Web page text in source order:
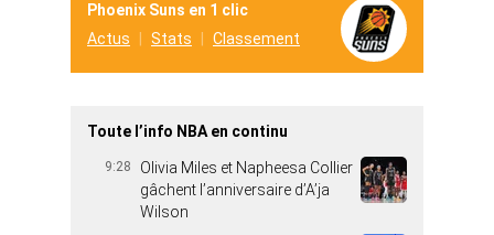
Phoenix Suns en 1 clic
Actus
Stats Classement
Toute l’info NBA en continu
9:28
Olivia Miles et Napheesa Collier
gâchent l’anniversaire d’A’ja
Wilson